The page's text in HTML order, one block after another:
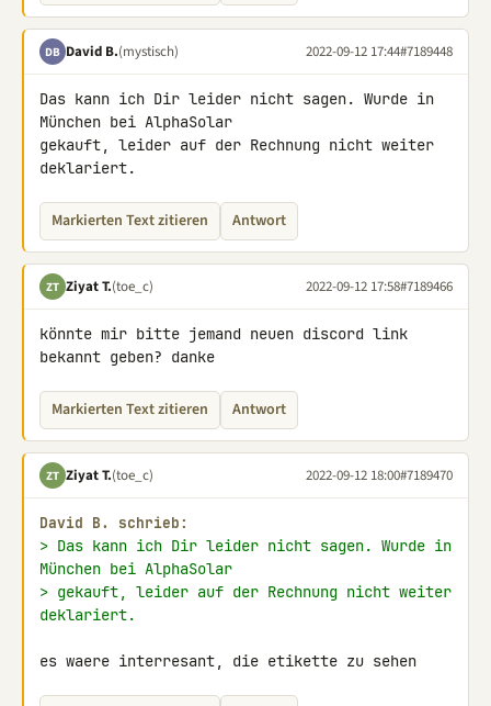
DB David B.(mystisch) 2022-09-12 17:44#7189448
Das kann ich Dir leider nicht sagen. Wurde in
München bei AlphaSolar
gekauft, leider auf der Rechnung nicht weiter
deklariert.
Markierten Text zitieren Antwort
ZT Ziyat T.(toe_c) 2022-09-12 17:58#7189466
könnte mir bitte jemand neuen discord link
bekannt geben? danke
Markierten Text zitieren Antwort
ZT Ziyat T.(toe_c) 2022-09-12 18:00#7189470
David B. schrieb:
> Das kann ich Dir leider nicht sagen. Wurde in
München bei AlphaSolar
> gekauft, leider auf der Rechnung nicht weiter
deklariert.
es waere interresant, die etikette zu sehen